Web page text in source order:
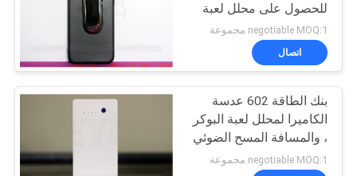
لعب الورق غير مرئية
الحبر
16
للحصول على محلل لعبة
البوكر
negotiable MOQ:1 مجموعة
اتصال
بنك الطاقة 602 عدسة
الكاميرا لمحلل لعبة البوكر
، والمسافة المسح الضوئي
20-70 سم
negotiable MOQ:1 مجموعة